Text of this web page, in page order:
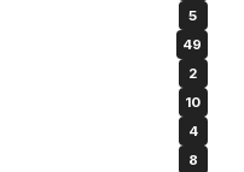
5
49
2
10
4
8